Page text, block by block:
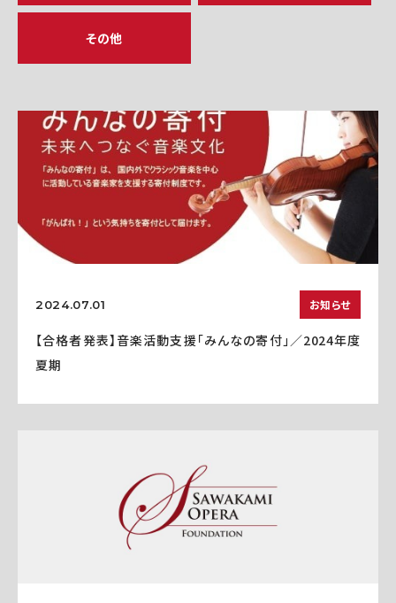
その他
2024.07.01 お知らせ
【合格者発表】音楽活動支援「みんなの寄付」／2024年度
夏期